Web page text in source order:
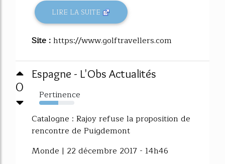
LIRE LA SUITE
Site :https://www.golftravellers.com
0
Espagne - L'Obs Actualités
Pertinence
54%
Catalogne : Rajoy refuse la proposition de
rencontre de Puigdemont
Monde | 22 décembre 2017 - 14h46